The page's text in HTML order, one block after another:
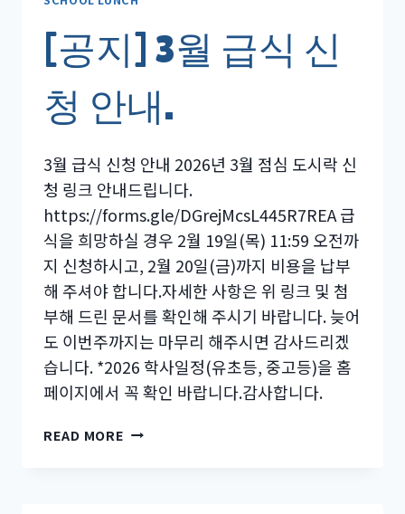
청
안
[공지] 3월 급식 신
청 안내.
3월 급식 신청 안내 2026년 3월 점심 도시락 신
청 링크 안내드립니다.
https://forms.gle/DGrejMcsL445R7REA 급
식을 희망하실 경우 2월 19일(목) 11:59 오전까
지 신청하시고, 2월 20일(금)까지 비용을 납부
해 주셔야 합니다.자세한 사항은 위 링크 및 첨
부해 드린 문서를 확인해 주시기 바랍니다. 늦어
도 이번주까지는 마무리 해주시면 감사드리겠
습니다. *2026 학사일정(유초등, 중고등)을 홈
페이지에서 꼭 확인 바랍니다.감사합니다.
READ MORE [공